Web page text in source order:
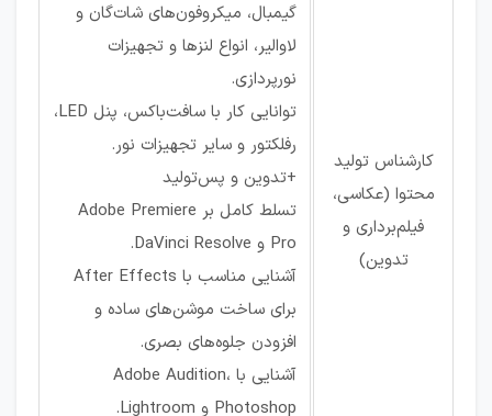
کارشناس تولید
محتوا (عکاسی،
فیلم‌برداری و
تدوین)
گیمبال، میکروفون‌های شات‌گان و
لاوالیر، انواع لنزها و تجهیزات
نورپردازی.
توانایی کار با سافت‌باکس، پنل LED،
رفلکتور و سایر تجهیزات نور.
+تدوین و پس‌تولید
تسلط کامل بر Adobe Premiere
Pro و DaVinci Resolve.
آشنایی مناسب با After Effects
برای ساخت موشن‌های ساده و
افزودن جلوه‌های بصری.
آشنایی با Adobe Audition،
Photoshop و Lightroom.